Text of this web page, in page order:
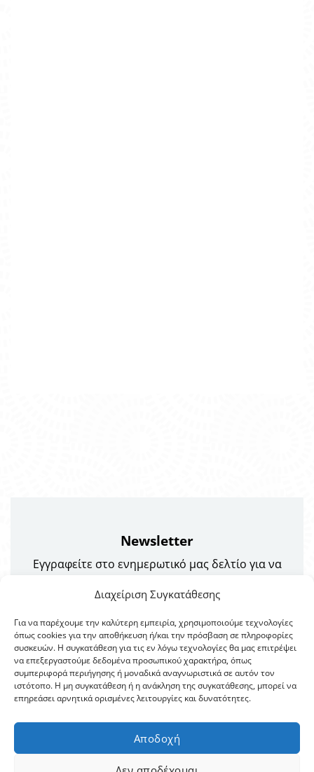
Διαχείριση Συγκατάθεσης
Για να παρέχουμε την καλύτερη εμπειρία, χρησιμοποιούμε τεχνολογίες
όπως cookies για την αποθήκευση ή/και την πρόσβαση σε πληροφορίες
συσκευών. Η συγκατάθεση για τις εν λόγω τεχνολογίες θα μας επιτρέψει
να επεξεργαστούμε δεδομένα προσωπικού χαρακτήρα, όπως
συμπεριφορά περιήγησης ή μοναδικά αναγνωριστικά σε αυτόν τον
ιστότοπο. Η μη συγκατάθεση ή η ανάκληση της συγκατάθεσης, μπορεί να
επηρεάσει αρνητικά ορισμένες λειτουργίες και δυνατότητες.
Αποδοχή
Newsletter
Εγγραφείτε στο ενημερωτικό μας δελτίο για να